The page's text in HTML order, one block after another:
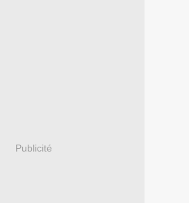
Publicité